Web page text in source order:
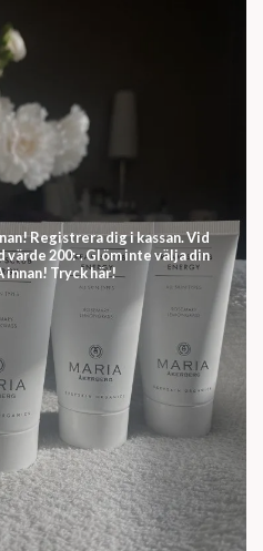
Registrera dig i kassan. Vid
200:-. Glöm inte välja din
innan! Tryck här!